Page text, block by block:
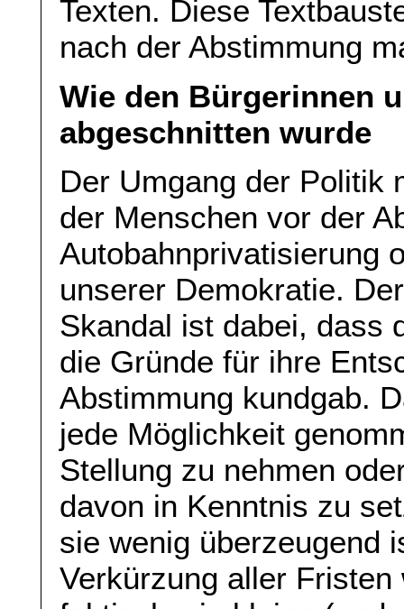
Texten. Diese
nach der Abstimmung
Wie den Bürgerinnen
abgeschnitten wurde
Der Umgang der Politik
der Menschen vor der
Autobahnprivatisierung
unserer Demokratie.
Skandal ist dabei, dass
die Gründe für ihre
Abstimmung kundgab.
jede Möglichkeit
Stellung zu nehmen
davon in Kenntnis zu
sie wenig überzeugend
Verkürzung aller